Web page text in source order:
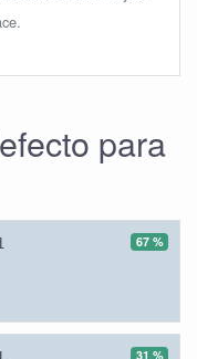
para
67 %
31 %